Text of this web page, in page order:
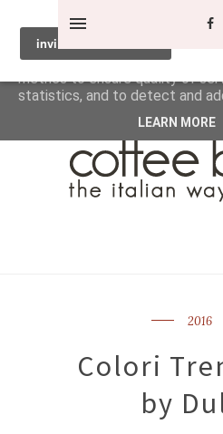
2016
Colori
by
This site uses cookies from
and to analyze traffic. Your IP
shared with Google along with
metrics to ensure quality of
statistics, and to detect and
LEARN MORE